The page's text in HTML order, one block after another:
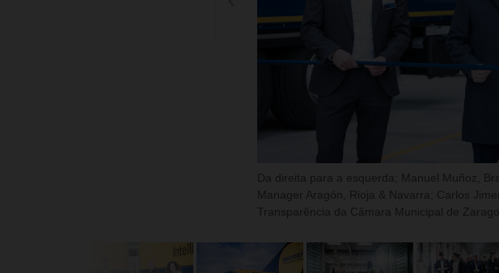
Da direita para a esquerda; Manuel Muñoz,
Manager Aragón, Rioja & Navarra; Carlos
Transparência da Câmara Municipal de